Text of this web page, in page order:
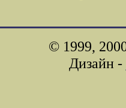
© 1999,
Дизайн -